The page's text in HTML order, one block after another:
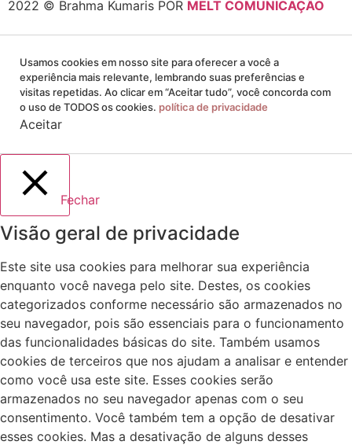
2022 © Brahma Kumaris POR MELT COMUNICAÇÃO
Usamos cookies em nosso site para oferecer a você a
experiência mais relevante, lembrando suas preferências e
visitas repetidas. Ao clicar em “Aceitar tudo”, você concorda com
o uso de TODOS os cookies. política de privacidade
Aceitar
Fechar
Visão geral de privacidade
Este site usa cookies para melhorar sua experiência
enquanto você navega pelo site. Destes, os cookies
categorizados conforme necessário são armazenados no
seu navegador, pois são essenciais para o funcionamento
das funcionalidades básicas do site. Também usamos
cookies de terceiros que nos ajudam a analisar e entender
como você usa este site. Esses cookies serão
armazenados no seu navegador apenas com o seu
consentimento. Você também tem a opção de desativar
esses cookies. Mas a desativação de alguns desses